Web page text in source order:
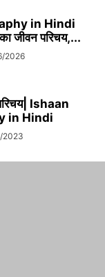
in Hindi
जीवन परिचय,...
2026
Ishaan
in Hindi
2023